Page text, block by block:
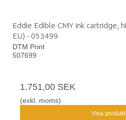
Eddie Edible CMY ink cartridge,
EU) - 053499
DTM Print
507699
1.751,00 SEK
(exkl. moms)
Visa